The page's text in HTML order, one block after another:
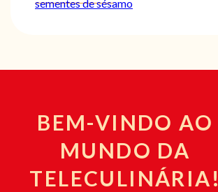
sementes de sésamo
BEM-VINDO AO
MUNDO DA
TELECULINÁRIA!